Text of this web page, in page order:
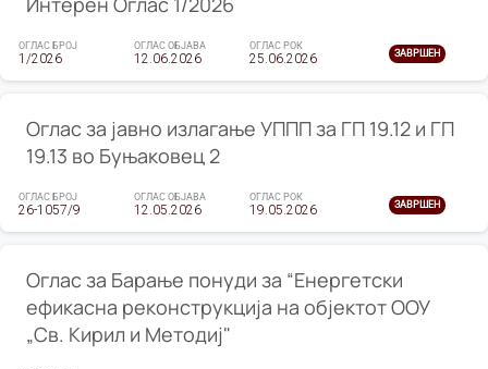
ОГЛАС БРОЈ
1/2026
ОГЛАС ОБЈАВА
12.06.2026
ОГЛАС РОК
25.06.2026 ЗАВРШЕН
Оглас за јавно излагање УППП за ГП 19.12 и ГП
19.13 во Буњаковец 2
ОГЛАС БРОЈ
26-1057/9
ОГЛАС ОБЈАВА
12.05.2026
ОГЛАС РОК
19.05.2026 ЗАВРШЕН
Оглас за Барање понуди за “Енергетски
ефикасна реконструкција на објектот ООУ
„Св. Кирил и Методиј"